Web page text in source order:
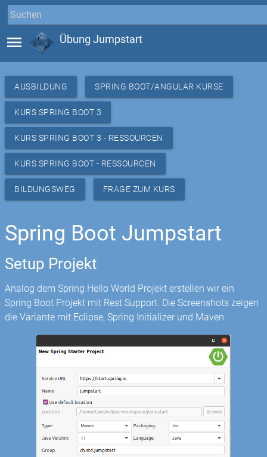
menu Übung Jumpstart
AUSBILDUNG SPRING BOOT/ANGULAR KURSE
KURS SPRING BOOT 3
KURS SPRING BOOT 3 - RESSOURCEN
KURS SPRING BOOT - RESSOURCEN
BILDUNGSWEG FRAGE ZUM KURS
Spring Boot Jumpstart
Setup Projekt
Analog dem Spring Hello World Projekt erstellen wir ein
Spring Boot Projekt mit Rest Support. Die Screenshots zeigen
die Variante mit Eclipse, Spring Initializer und Maven: